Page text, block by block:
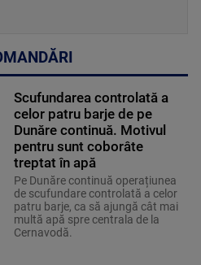
Scufundarea controlată a
celor patru barje de pe
Dunăre continuă. Motivul
pentru sunt coborâte
treptat în apă
Pe Dunăre continuă operațiunea
de scufundare controlată a celor
patru barje, ca să ajungă cât mai
multă apă spre centrala de la
Cernavodă.